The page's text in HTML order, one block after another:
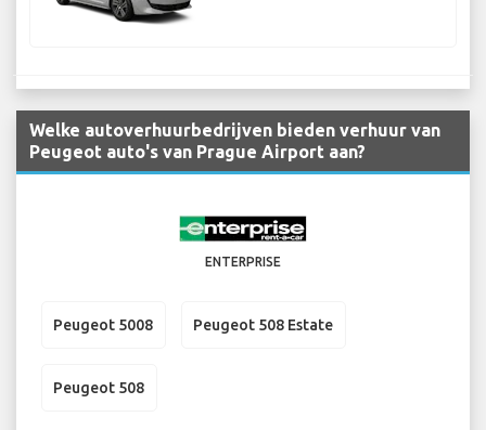
Welke autoverhuurbedrijven bieden verhuur van
Peugeot auto's van Prague Airport aan?
ENTERPRISE
Peugeot 5008 Peugeot 508 Estate
Peugeot 508